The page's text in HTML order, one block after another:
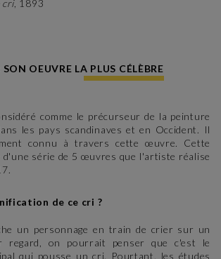
cri, 1893
SON OEUVRE LA PLUS CÉLÈBRE
comme le précurseur de la peinture
les pays scandinaves et en Occident. Il
connu à travers cette œuvre. Cette
série de 5 œuvres que l'artiste réalise
de ce cri ?
un personnage en train de crier sur un
regard, on pourrait penser que c'est le
qui pousse un cri. Pourtant, les études